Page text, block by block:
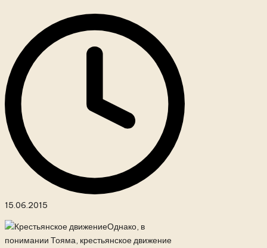
15.06.2015
Однако, в
понимании Тояма, крестьянское движение